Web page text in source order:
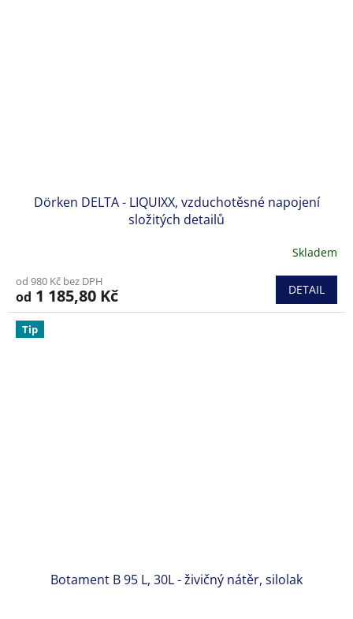
Dörken DELTA - LIQUIXX, vzduchotěsné napojení
složitých detailů
Skladem
od 980 Kč bez DPH
od 1 185,80 Kč DETAIL
Tip
Botament B 95 L, 30L - živičný nátěr, silolak